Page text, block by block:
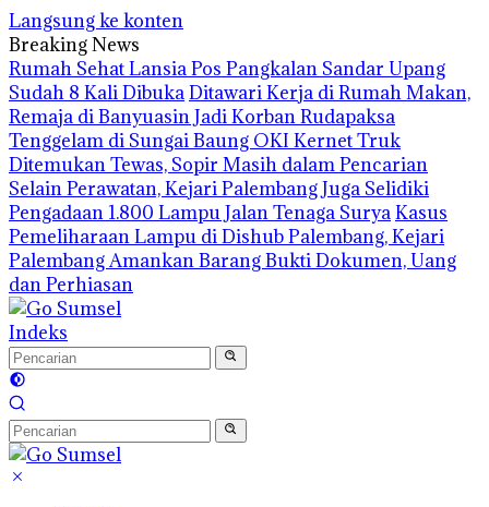
Langsung ke konten
Breaking News
Rumah Sehat Lansia Pos Pangkalan Sandar Upang
Sudah 8 Kali DibukaDitawari Kerja di Rumah Makan,
Remaja di Banyuasin Jadi Korban Rudapaksa
Tenggelam di Sungai Baung OKI Kernet Truk
Ditemukan Tewas, Sopir Masih dalam Pencarian
Selain Perawatan, Kejari Palembang Juga Selidiki
Pengadaan 1.800 Lampu Jalan Tenaga SuryaKasus
Pemeliharaan Lampu di Dishub Palembang, Kejari
Palembang Amankan Barang Bukti Dokumen, Uang
dan Perhiasan
Indeks